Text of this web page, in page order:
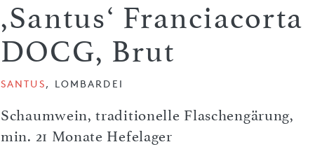
,Santus‘ Franciacorta
DOCG, Brut
Schaumwein, traditionelle Flaschengärung,
min. 21 Monate Hefelager
SANTUS, LOMBARDEI